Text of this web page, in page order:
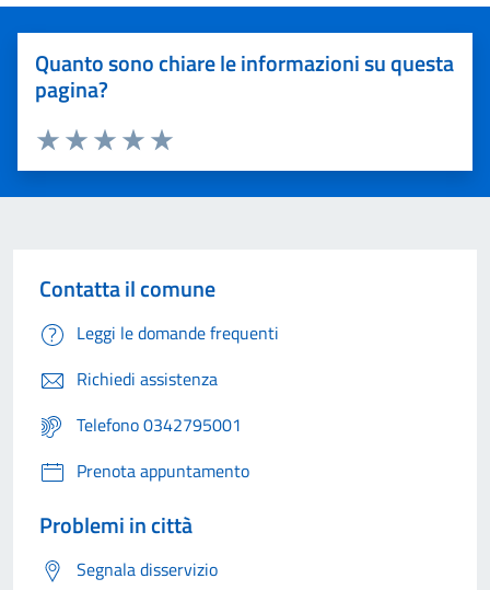
Quanto sono chiare le informazioni su questa
pagina?
Valuta 5 stelle su 5
Valuta 4 stelle su 5
Valuta 3 stelle su 5
Valuta 2 stelle su 5
Valuta 1 stelle su 5
Contatta il comune
Leggi le domande frequenti
Richiedi assistenza
Telefono 0342795001
Prenota appuntamento
Problemi in città
Segnala disservizio